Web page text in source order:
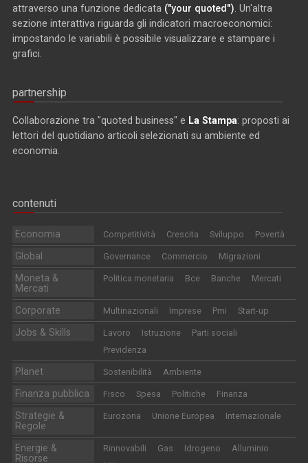
attraverso una funzione dedicata ("your quoted") . Un'altra
sezione interattiva riguarda gli indicatori macroeconomici:
impostando le variabili è possibile visualizzare e stampare i
grafici.
partnership
Collaborazione tra "quoted business" e La Stampa: proposti ai
lettori del quotidiano articoli selezionati su ambiente ed
economia.
contenuti
Economia Competitività Crescita Sviluppo Povertà
Global Governance Commercio Migrazioni
Moneta &
Mercati
Politica monetaria Bce Banche Mercati
Corporate Multinazionali Imprese Pmi Start-up
Jobs & Skills Lavoro Istruzione
Parti sociali
Previdenza
Planet Sostenibilità Ambiente
Finanza pubblica Fisco Spesa Politiche Finanza
Strategie &
Regole
Eurozona Unione Europea Internazionale
Energie &
Risorse
Rinnovabili Gas Idrogeno
Alluminio